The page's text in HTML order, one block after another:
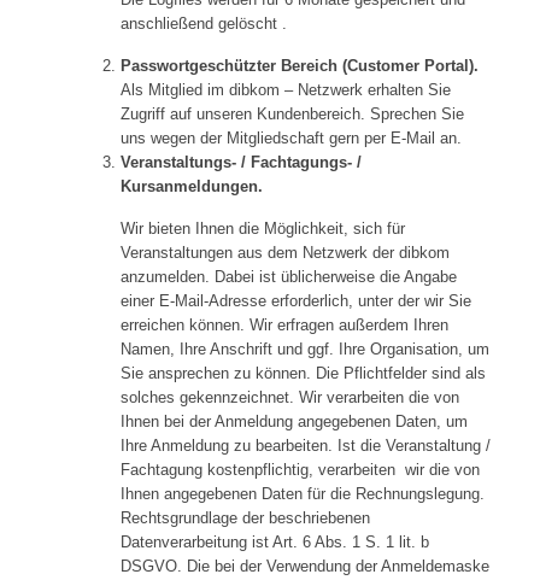
anschließend gelöscht .
Passwortgeschützter Bereich (Customer Portal).
Als Mitglied im dibkom – Netzwerk erhalten Sie
Zugriff auf unseren Kundenbereich. Sprechen Sie
uns wegen der Mitgliedschaft gern per E-Mail an.
Veranstaltungs- / Fachtagungs- /
Kursanmeldungen.
Wir bieten Ihnen die Möglichkeit, sich für
Veranstaltungen aus dem Netzwerk der dibkom
anzumelden. Dabei ist üblicherweise die Angabe
einer E-Mail-Adresse erforderlich, unter der wir Sie
erreichen können. Wir erfragen außerdem Ihren
Namen, Ihre Anschrift und ggf. Ihre Organisation, um
Sie ansprechen zu können. Die Pflichtfelder sind als
solches gekennzeichnet. Wir verarbeiten die von
Ihnen bei der Anmeldung angegebenen Daten, um
Ihre Anmeldung zu bearbeiten. Ist die Veranstaltung /
Fachtagung kostenpflichtig, verarbeiten wir die von
Ihnen angegebenen Daten für die Rechnungslegung.
Rechtsgrundlage der beschriebenen
Datenverarbeitung ist Art. 6 Abs. 1 S. 1 lit. b
DSGVO. Die bei der Verwendung der Anmeldemaske